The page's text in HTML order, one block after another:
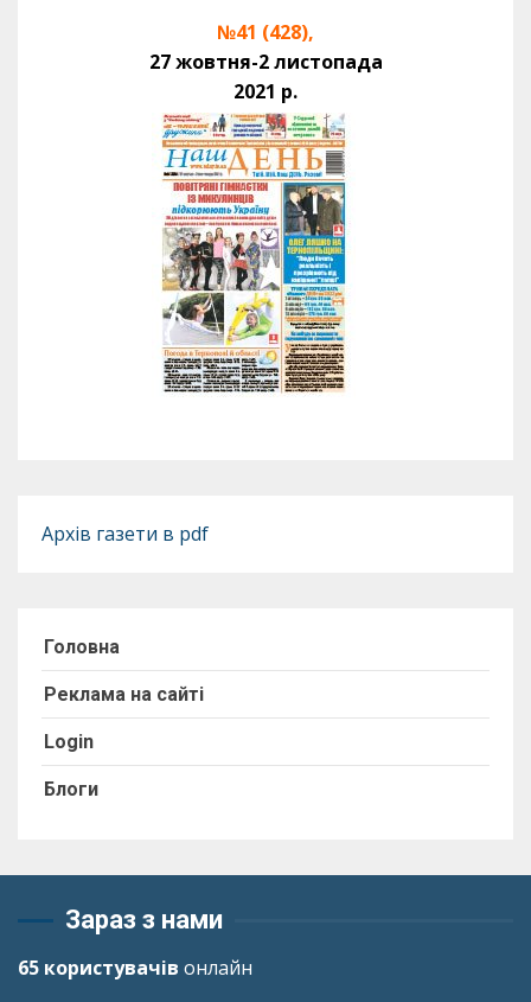
№41 (428),
27 жовтня-2 листопада
2021 р.
Архів газети в pdf
Головна
Реклама на сайті
Login
Блоги
Зараз з нами
65 користувачів онлайн